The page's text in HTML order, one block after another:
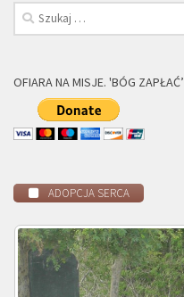
Szukaj:
OFIARA NA MISJE. 'BÓG ZAPŁAĆ’
ADOPCJA SERCA